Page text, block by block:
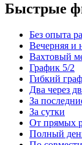
Быстрые
Без опыта
Вечерняя и
Вахтовый
График 5/2
Гибкий
Два через
За
За сутки
От прямых
Полный